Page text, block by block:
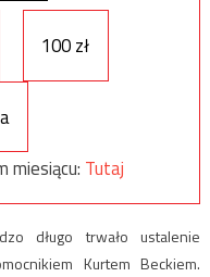
100 zł
miesiącu: Tutaj
długo trwało ustalenie
Kurtem Beckiem.